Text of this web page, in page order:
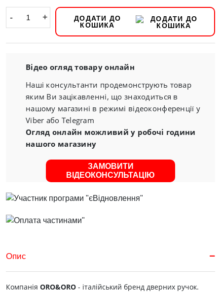
- +
ДОДАТИ ДО
КОШИКА
Відео огляд товару онлайн
Наші консультанти продемонструють товар
яким Ви зацікавленні, що знаходиться в
нашому магазині в режимі відеоконференції у
Viber або Telegram
Огляд онлайн можливий у робочі години
нашого магазину
ЗАМОВИТИ
ВІДЕОКОНСУЛЬТАЦІЮ
Опис
Компанія ORO&ORO - італійський бренд дверних ручок.